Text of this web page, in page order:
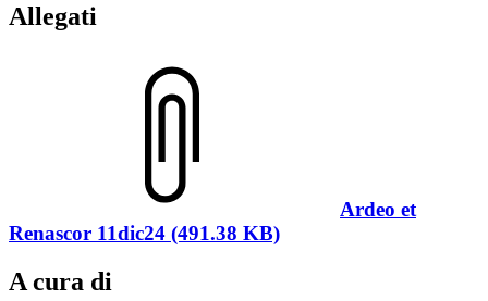
Allegati
Ardeo et
Renascor 11dic24 (491.38 KB)
A cura di